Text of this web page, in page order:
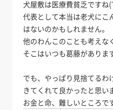
犬屋敷は医療費貧乏ですね
代表として本当は老犬にこ
はないのかもしれません。
他のわんこのことも考えな
そこはいつも葛藤がありま
でも、やっぱり見捨てるわ
きてくれて良かったと思い
お金と命、難しいところで